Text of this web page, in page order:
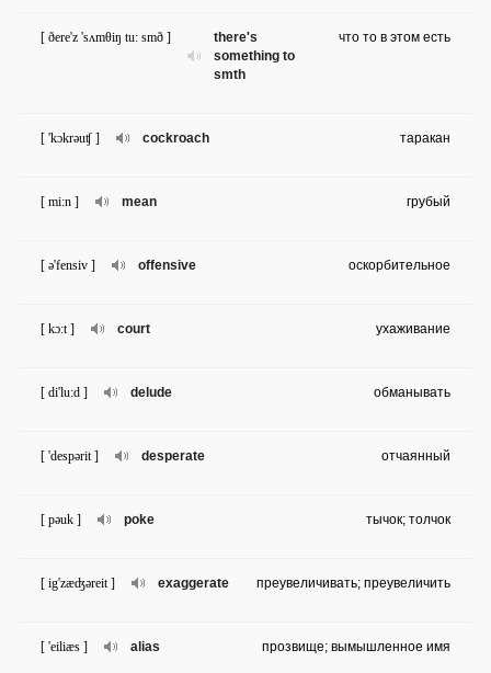
there's
something to
smth
[ ðere'z 'sʌmθiŋ tu: smð ] что то в этом есть
cockroach
[ 'kɔkrəuʧ ] таракан
mean
[ mi:n ] грубый
offensive
[ ə'fensiv ] оскорбительное
court
[ kɔ:t ] ухаживание
delude
[ di'lu:d ] обманывать
desperate
[ 'despərit ] отчаянный
poke
[ pəuk ] тычок; толчок
exaggerate
[ ig'zæʤəreit ] преувеличивать; преувеличить
alias
[ 'eiliæs ] прозвище; вымышленное имя